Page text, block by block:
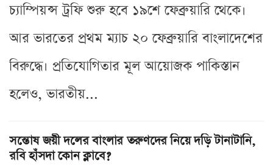
চ্যাম্পিয়ন্স ট্রফি শুরু হবে ১৯শে ফেব্রুয়ারি থেকে।
আর ভারতের প্রথম ম্যাচ ২০ ফেব্রুয়ারি বাংলাদেশের
বিরুদ্ধে। প্রতিযোগিতার মূল আয়োজক পাকিস্তান
হলেও, ভারতীয়...
সন্তোষ জয়ী দলের বাংলার তরুণদের নিয়ে দড়ি টানাটানি,
রবি হাঁসদা কোন ক্লাবে?